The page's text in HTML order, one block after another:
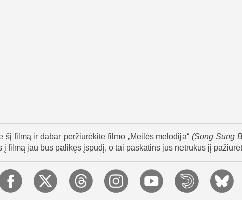
šį filmą ir dabar peržiūrėkite filmo „Meilės melodija“(Song Sung
į filmą jau bus palikęs įspūdį, o tai paskatins jus netrukus jį